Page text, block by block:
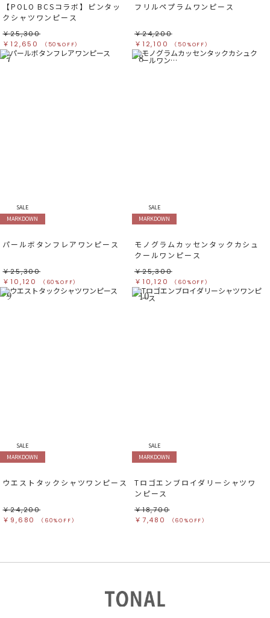
【POLO BCSコラボ】ピンタッ
クシャツワンピース
￥25,300
￥12,650
（50%OFF）
フリルペプラムワンピース
￥24,200
￥12,100
（50%OFF）
7
SALE
MARKDOWN
パールボタンフレアワンピース
￥25,300
￥10,120
（60%OFF）
8
SALE
MARKDOWN
モノグラムカッセンタックカシュ
クールワンピース
￥25,300
￥10,120
（60%OFF）
9
SALE
MARKDOWN
ウエストタックシャツワンピース
￥24,200
￥9,680
（60%OFF）
10
SALE
MARKDOWN
Tロゴエンブロイダリーシャツワ
ンピース
￥18,700
￥7,480
（60%OFF）